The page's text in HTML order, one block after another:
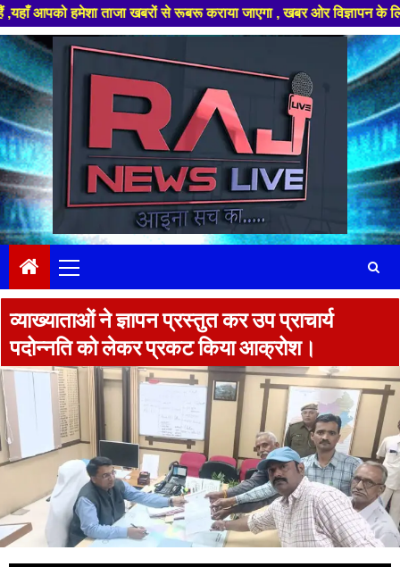
ताजा खबरों से रूबरू कराया जाएगा , खबर ओर विज्ञापन के लिए संपर्क
Skip
to
content
Menu
व्याख्याताओं ने ज्ञापन प्रस्तुत कर उप प्राचार्य
पदोन्नति को लेकर प्रकट किया आक्रोश।